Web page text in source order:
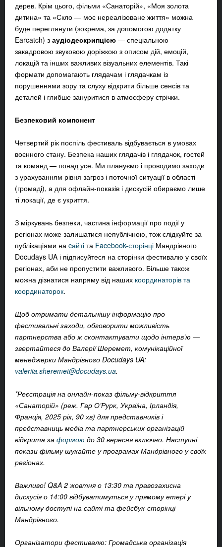
дерев. Крім цього, фільми «Санаторій», «Моя золота
дитина» та «Скло — моє нереалізоване життя» можна
буде переглянути (зокрема, за допомогою додатку
Earcatch) з аудіодескрипцією — спеціальною
закадровою звуковою доріжкою з описом дій, емоцій,
локацій та інших важливих візуальних елементів. Такі
формати допомагають глядачам і глядачкам із
порушеннями зору та слуху відкрити більше сенсів та
деталей і глибше зануритися в атмосферу стрічки.
Безпековий компонент
Четвертий рік поспіль фестиваль відбувається в умовах
воєнного стану. Безпека наших глядачів і глядачок, гостей
та команд — понад усе. Ми плануємо і проводимо заходи
з урахуванням рівня загроз і поточної ситуації в області
(громаді), а для офлайн-показів і дискусій обираємо лише
ті локації, де є укриття.
З міркувань безпеки, частина інформації про події у
регіонах може залишатися непублічною, тож слідкуйте за
публікаціями на cайті та Facebook-сторінці Мандрівного
Docudays UA і підписуйтеся на сторінки фестивалю у своїх
регіонах, аби не пропустити важливого. Більше також
можна дізнатися напряму від наших координаторів та
координаторок.
Щоб отримати детальнішу інформацію про
фестивальні заходи, обговорити можливість
партнерства або ж сконтактувати щодо інтерв’ю —
звертайтеся до Валерії Шеремет, комунікаційної
менеджерки Мандрівного Docudays UA:
valeriia.sheremet@docudays.ua.
*Реєстрація на онлайн-показ фільму-відкриття
«Санаторій» (реж. Гар О’Рурк, Україна, Ірландія,
Франція, 2025 рік, 90 хв) для представників і
представниць медіа та партнерських організацій
відкрита за формою до 30 вересня включно. Наступні
покази фільму шукайте у програмах Мандрівного у своїх
регіонах.
Важливо! Q&A 2 жовтня о 13:30 та правозахисна
дискусія о 14:00 відбуватимуться у прямому етері у
вільному доступі на сайті та фейсбук-сторінці
Мандрівного.
Організатори фестивалю: Громадська організація